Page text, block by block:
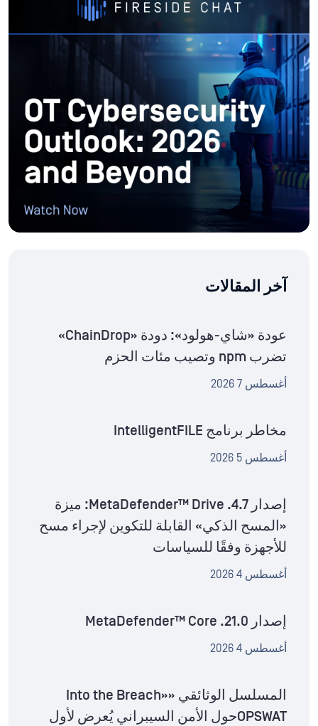
آخر المقالات
عودة «شاي-هولود»: دودة «ChainDrop»
تضرب npm وتصيب مئات الحزم
أغسطس 7 2026
مخاطر برنامج IntelligentFILE
أغسطس 5 2026
إصدار MetaDefender™ Drive .4.7: ميزة
«المسح الذكي» القابلة للتكوين لإجراء مسح
للأجهزة وفقًا للسياسات
أغسطس 4 2026
إصدار MetaDefender™ Core .21.0
أغسطس 4 2026
المسلسل الوثائقي «Into the Breach»
OPSWATحول الأمن السيبراني يُعرض لأول